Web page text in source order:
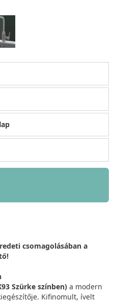
csomagolásában a
Szürke színben) a modern
Kifinomult, ívelt